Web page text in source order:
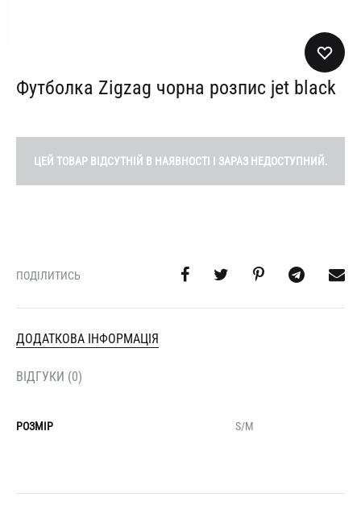
Футболка Zigzag чорна розпис jet black
ЦЕЙ ТОВАР ВІДСУТНІЙ В НАЯВНОСТІ І ЗАРАЗ НЕДОСТУПНИЙ.
ПОДІЛИТИСЬ
ДОДАТКОВА ІНФОРМАЦІЯ
ВІДГУКИ (0)
РОЗМІР S/M